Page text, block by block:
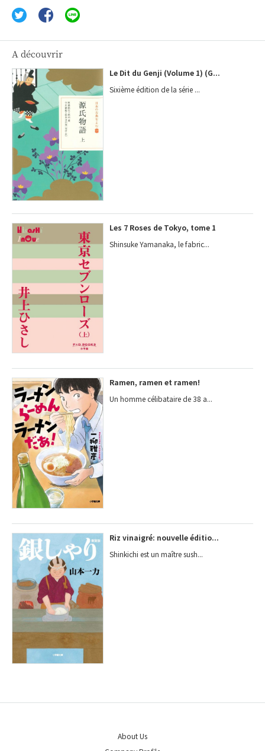
A découvrir
Le Dit du Genji (Volume 1) (G...
Sixième édition de la série ...
Les 7 Roses de Tokyo, tome 1
Shinsuke Yamanaka, le fabric...
Ramen, ramen et ramen!
Un homme célibataire de 38 a...
Riz vinaigré: nouvelle éditio...
Shinkichi est un maître sush...
About Us